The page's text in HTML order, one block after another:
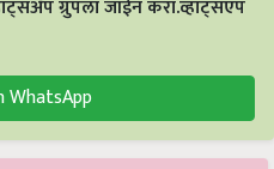
ग्रुपला जॉईन करा.व्हाट्सएप
WhatsApp